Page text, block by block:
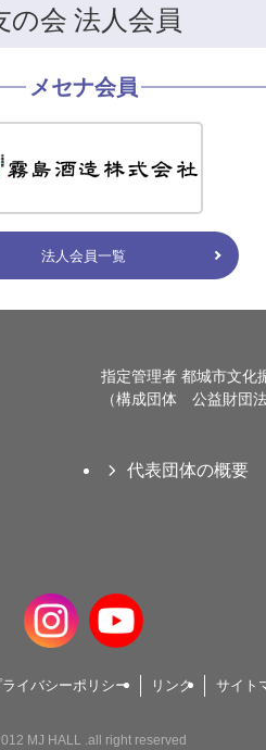
の会 法人会員
メセナ会員
法人会員一覧
指定管理者 都城市文化
（構成団体 公益財団
代表団体の概要
ライバシーポリシー リンク サイト
MJ HALL .all right reserved